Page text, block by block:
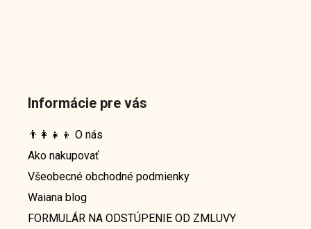
Informácie pre vás
👨‍👩‍👧‍👦 O nás
Ako nakupovať
Všeobecné obchodné podmienky
Waiana blog
FORMULÁR NA ODSTÚPENIE OD ZMLUVY